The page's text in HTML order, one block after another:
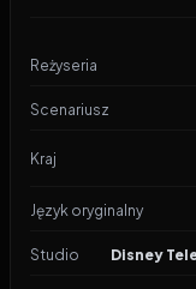
Reżyseria
Scenariusz
Kraj
Język oryginalny
Studio Disney